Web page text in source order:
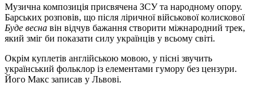
Музична композиція присвячена ЗСУ та народному опору.
Барських розповів, що після ліричної військової колискової
Буде весна він відчув бажання створити міжнародний трек,
який зміг би показати силу українців у всьому світі.
Окрім куплетів англійською мовою, у пісні звучить
український фольклор із елементами гумору без цензури.
Його Макс записав у Львові.